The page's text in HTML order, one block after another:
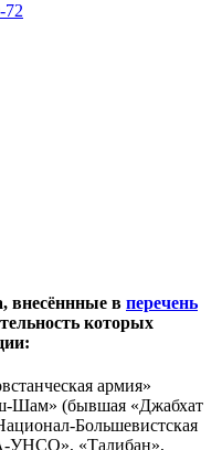
72
внесённные в перечень
которых
армия»
Шам» (бывшая «Джабхат
Большевистская
УНСО», «Талибан»,